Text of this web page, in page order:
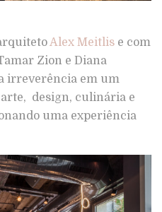
Alex Meitlis e com
Zion e Diana
irreverência em um
design, culinária e
uma experiência